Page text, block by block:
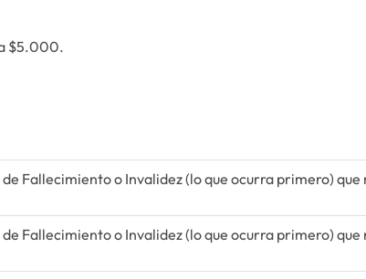
$5.000.
Fallecimiento o Invalidez (lo que ocurra primero) que
Fallecimiento o Invalidez (lo que ocurra primero) que